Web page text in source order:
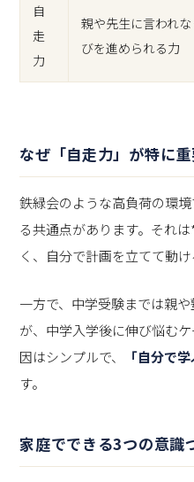
自
走
力
親や先生に言われ
びを進められる力
なぜ「自走力」が特に
鉄緑会のような高負荷の環
る共通点があります。それ
く、自分で計画を立てて動
一方で、中学受験までは親
が、中学入学後に伸び悩む
因はシンプルで、
「自分で
す。
家庭でできる3つの意識